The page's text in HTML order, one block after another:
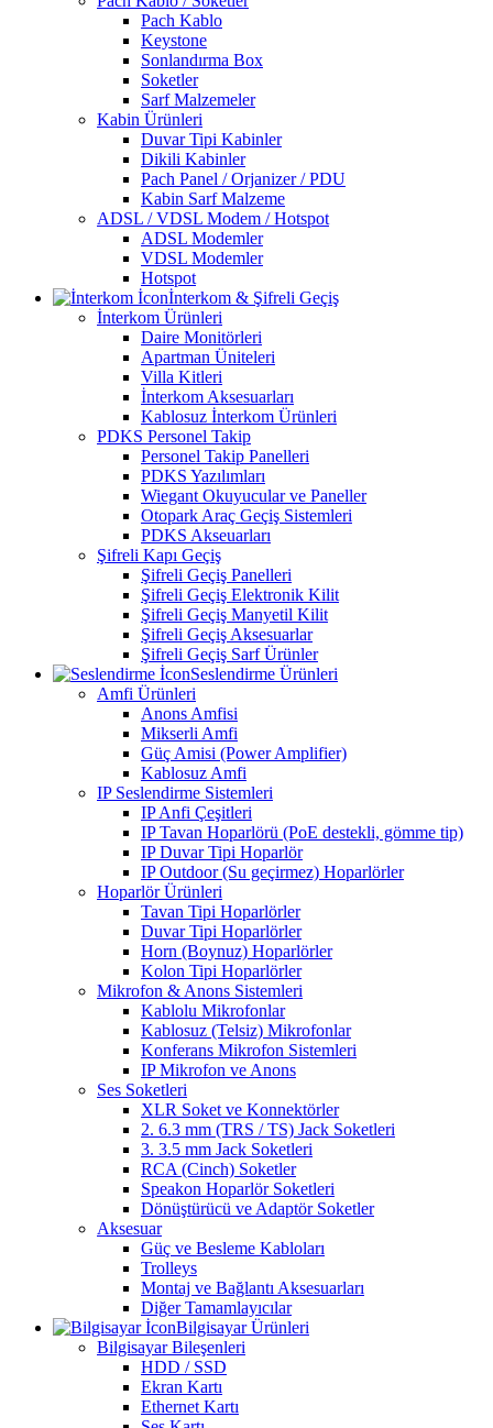
Pach Kablo
Keystone
Sonlandırma Box
Soketler
Sarf Malzemeler
Kabin Ürünleri
Duvar Tipi Kabinler
Dikili Kabinler
Pach Panel / Orjanizer / PDU
Kabin Sarf Malzeme
ADSL / VDSL Modem / Hotspot
ADSL Modemler
VDSL Modemler
Hotspot
İnterkom & Şifreli Geçiş
İnterkom Ürünleri
Daire Monitörleri
Apartman Üniteleri
Villa Kitleri
İnterkom Aksesuarları
Kablosuz İnterkom Ürünleri
PDKS Personel Takip
Personel Takip Panelleri
PDKS Yazılımları
Wiegant Okuyucular ve Paneller
Otopark Araç Geçiş Sistemleri
PDKS Akseuarları
Şifreli Kapı Geçiş
Şifreli Geçiş Panelleri
Şifreli Geçiş Elektronik Kilit
Şifreli Geçiş Manyetil Kilit
Şifreli Geçiş Aksesuarlar
Şifreli Geçiş Sarf Ürünler
Seslendirme Ürünleri
Amfi Ürünleri
Anons Amfisi
Mikserli Amfi
Güç Amisi (Power Amplifier)
Kablosuz Amfi
IP Seslendirme Sistemleri
IP Anfi Çeşitleri
IP Tavan Hoparlörü (PoE destekli, gömme tip)
IP Duvar Tipi Hoparlör
IP Outdoor (Su geçirmez) Hoparlörler
Hoparlör Ürünleri
Tavan Tipi Hoparlörler
Duvar Tipi Hoparlörler
Horn (Boynuz) Hoparlörler
Kolon Tipi Hoparlörler
Mikrofon & Anons Sistemleri
Kablolu Mikrofonlar
Kablosuz (Telsiz) Mikrofonlar
Konferans Mikrofon Sistemleri
IP Mikrofon ve Anons
Ses Soketleri
XLR Soket ve Konnektörler
2. 6.3 mm (TRS / TS) Jack Soketleri
3. 3.5 mm Jack Soketleri
RCA (Cinch) Soketler
Speakon Hoparlör Soketleri
Dönüştürücü ve Adaptör Soketler
Aksesuar
Güç ve Besleme Kabloları
Trolleys
Montaj ve Bağlantı Aksesuarları
Diğer Tamamlayıcılar
Bilgisayar Ürünleri
Bilgisayar Bileşenleri
HDD / SSD
Ekran Kartı
Ethernet Kartı